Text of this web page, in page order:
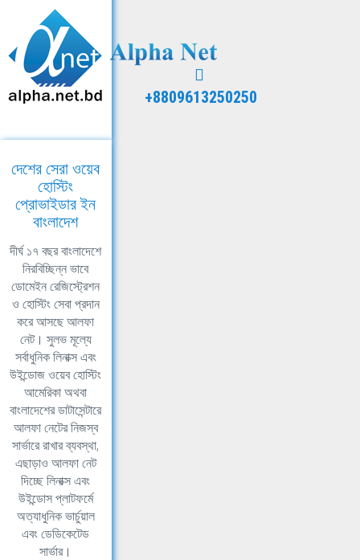
+8809613250250
দেশের সেরা ওয়েব
হোস্টিং
প্রোভাইডার ইন
বাংলাদেশ
দীর্ঘ ১৭ বছর বাংলাদেশে
নিরবিচ্ছিন্ন ভাবে
ডোমেইন রেজিস্ট্রেশন
ও হোস্টিং সেবা প্রদান
করে আসছে আলফা
নেট। সুলভ মূল্যে
সর্বাধুনিক লিনাক্স এবং
উইন্ডোজ ওয়েব হোস্টিং
আমেরিকা অথবা
বাংলাদেশের ডাটাসেন্টারে
আলফা নেটের নিজস্ব
সার্ভারে রাখার ব্যবস্থা,
এছাড়াও আলফা নেট
দিচ্ছে লিনাক্স এবং
উইন্ডোস প্লাটফর্মে
অত্যাধুনিক ভার্চুয়াল
এবং ডেডিকেটেড
সার্ভার।